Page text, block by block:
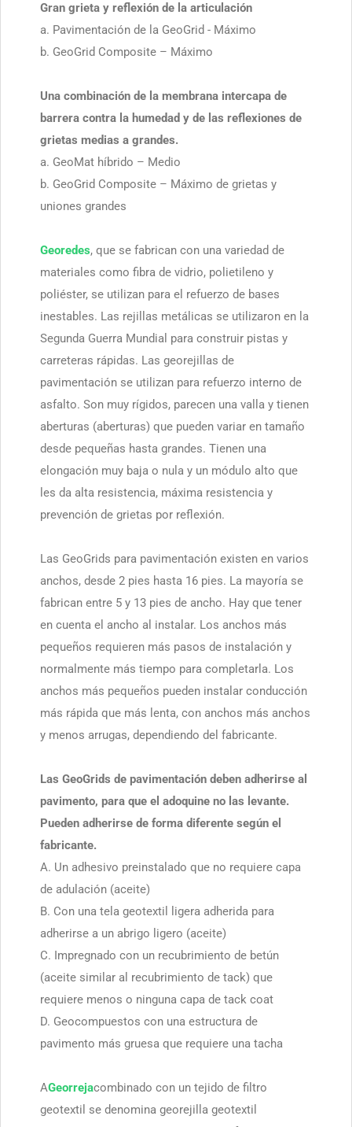
Gran grieta y reflexión de la articulación
a. Pavimentación de la GeoGrid - Máximo
b. GeoGrid Composite – Máximo
Una combinación de la membrana intercapa de
barrera contra la humedad y de las reflexiones de
grietas medias a grandes.
a. GeoMat híbrido – Medio
b. GeoGrid Composite – Máximo de grietas y
uniones grandes
Georedes, que se fabrican con una variedad de
materiales como fibra de vidrio, polietileno y
poliéster, se utilizan para el refuerzo de bases
inestables. Las rejillas metálicas se utilizaron en la
Segunda Guerra Mundial para construir pistas y
carreteras rápidas. Las georejillas de
pavimentación se utilizan para refuerzo interno de
asfalto. Son muy rígidos, parecen una valla y tienen
aberturas (aberturas) que pueden variar en tamaño
desde pequeñas hasta grandes. Tienen una
elongación muy baja o nula y un módulo alto que
les da alta resistencia, máxima resistencia y
prevención de grietas por reflexión.
Las GeoGrids para pavimentación existen en varios
anchos, desde 2 pies hasta 16 pies. La mayoría se
fabrican entre 5 y 13 pies de ancho. Hay que tener
en cuenta el ancho al instalar. Los anchos más
pequeños requieren más pasos de instalación y
normalmente más tiempo para completarla. Los
anchos más pequeños pueden instalar conducción
más rápida que más lenta, con anchos más anchos
y menos arrugas, dependiendo del fabricante.
Las GeoGrids de pavimentación deben adherirse al
pavimento, para que el adoquine no las levante.
Pueden adherirse de forma diferente según el
fabricante.
A. Un adhesivo preinstalado que no requiere capa
de adulación (aceite)
B. Con una tela geotextil ligera adherida para
adherirse a un abrigo ligero (aceite)
C. Impregnado con un recubrimiento de betún
(aceite similar al recubrimiento de tack) que
requiere menos o ninguna capa de tack coat
D. Geocompuestos con una estructura de
pavimento más gruesa que requiere una tacha
AGeorrejacombinado con un tejido de filtro
geotextil se denomina georejilla geotextil